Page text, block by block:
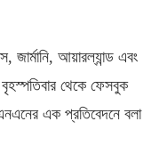
জার্মানি, আয়ারল্যান্ড এবং
বৃহস্পতিবার থেকে ফেসবুক
এক প্রতিবেদনে বলা